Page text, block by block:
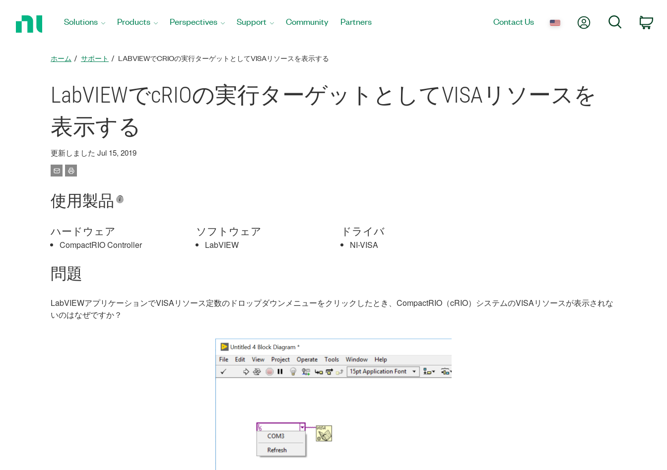
Solutions Products Perspectives Support Community Partners Contact Us My AccountSearch
ホーム サポート LABVIEWでCRIOの実行ターゲットとしてVISAリソースを表示する
LabVIEWでcRIOの実行ターゲットとしてVISAリソースを
表示する
更新しました Jul 15, 2019
使用製品
ハードウェア
CompactRIO Controller
ソフトウェア
LabVIEW
ドライバ
NI-VISA
問題
LabVIEWアプリケーションでVISAリソース定数のドロップダウンメニューをクリックしたとき、CompactRIO（cRIO）システムのVISAリソースが表示されな
いのはなぜですか？